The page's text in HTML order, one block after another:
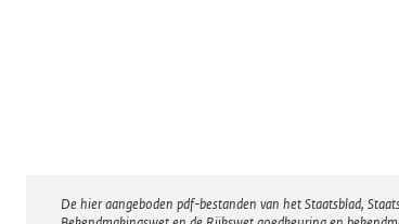
De hier aangeboden pdf-bestanden van het Staatsblad,